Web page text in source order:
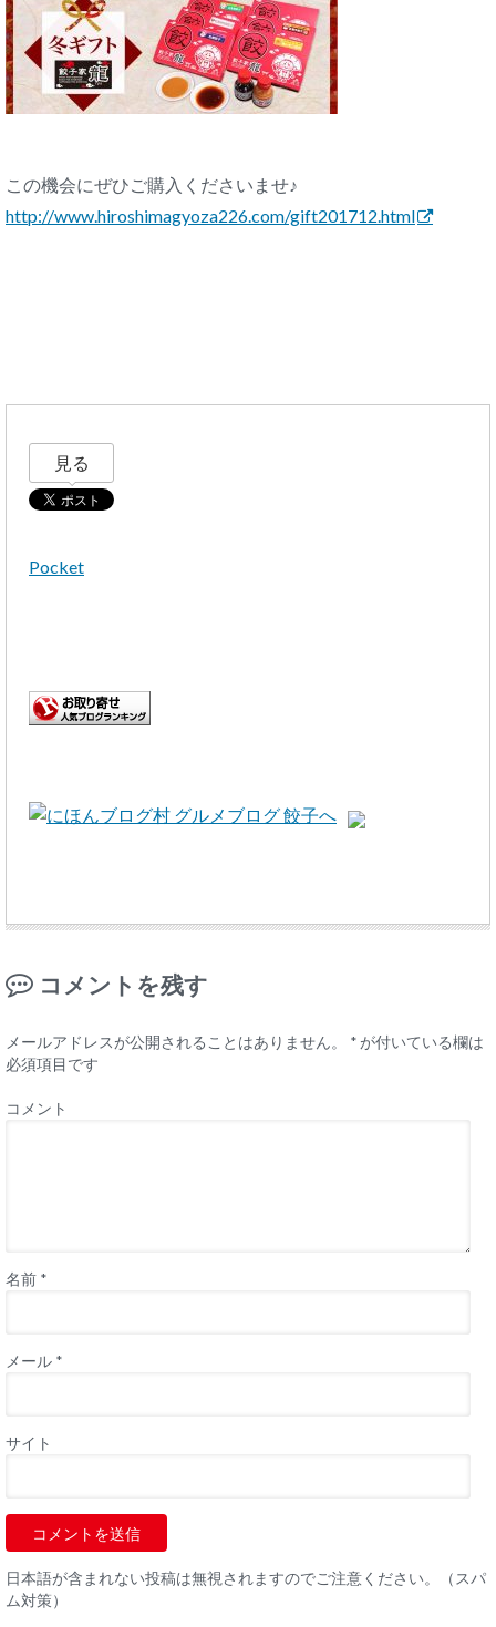
この機会にぜひご購入くださいませ♪
http://www.hiroshimagyoza226.com/gift201712.html
見る
Pocket
コメントを残す
メールアドレスが公開されることはありません。 * が付いている欄は
必須項目です
コメント
名前 *
メール *
サイト
日本語が含まれない投稿は無視されますのでご注意ください。（スパ
ム対策）